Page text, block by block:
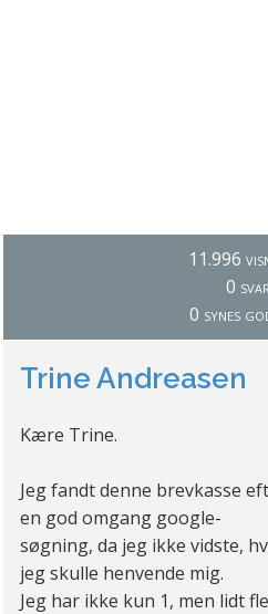
11.996
0
0 synes
Trine Andreasen
Kære Trine.
Jeg fandt denne brevkasse
en god omgang google-
søgning, da jeg ikke vidste,
jeg skulle henvende mig.
Jeg har ikke kun 1, men lidt